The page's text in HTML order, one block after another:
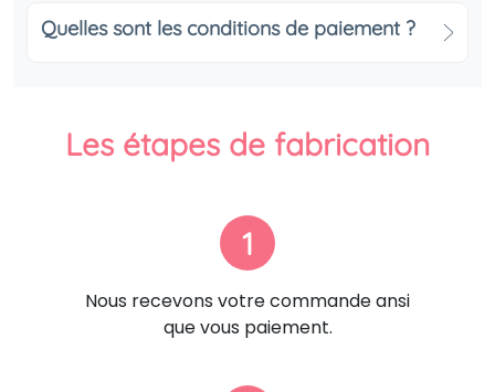
Quelles sont les conditions de paiement ?
Les étapes de fabrication
1
Nous recevons votre commande ansi
que vous paiement.